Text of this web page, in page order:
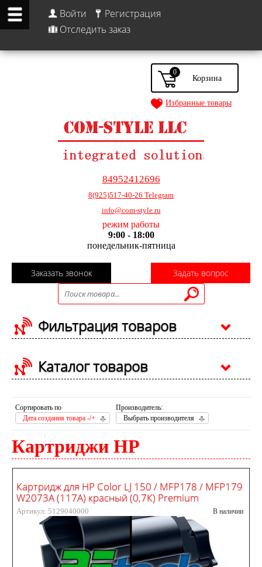
Войти
Регистрация
Отследить заказ
84952412696
8(925)517-40-26 Telegram
info@com-style.ru
режим работы
9:00 - 18:00
понедельник-пятница
Заказать звонок Задать вопрос
0
Избранные товары
Фильтрация товаров
Каталог товаров
Сортировать по
Дата создания товара -/+
Производитель:
Выбрать производителя
Картриджи HP
Картридж для HP Color LJ 150 / MFP178 / MFP179
W2073A (117A) красный (0,7К) Premium
Артикул: 5129040000 В наличии